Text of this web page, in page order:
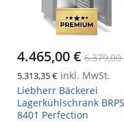
4.465,00 € 6.379,00
5.313,35 € inkl. MwSt.
Liebherr Bäckerei
Lagerkühlschrank
8401 Perfection